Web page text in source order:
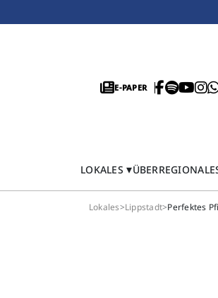
E-PAPER
LOKALES
Lokales>Lippstadt>Perfektes